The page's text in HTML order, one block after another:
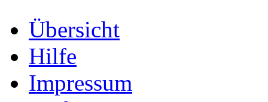
Übersicht
Hilfe
Impressum